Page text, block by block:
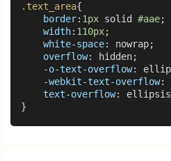
.text_area{
border: 1px solid #aae;
width: 110px;
white-space: nowrap;
overflow: hidden;
-o-text-overflow:
-webkit-text-overflow:
text-overflow: